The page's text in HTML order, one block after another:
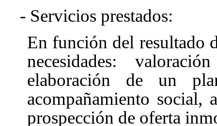
- Servicios prestados:
En función del resultado
necesidades:
elaboración de un
acompañamiento social,
prospección de oferta